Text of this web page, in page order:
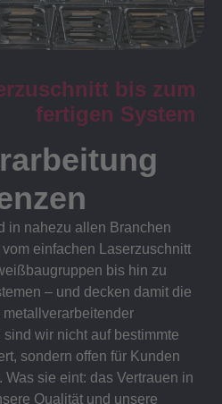
bis zum
fertigen System
in nahezu allen Branchen
einfachen Laserzuschnitt
bis hin zu
– und decken damit die
sind wir nicht auf bestimmte
sondern offen für Kunden
sie eint: das Vertrauen in
Qualität und unsere